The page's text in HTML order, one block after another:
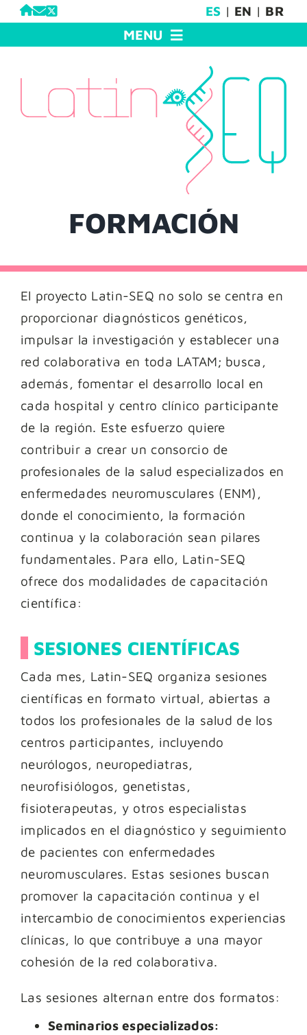
Saltar
ES | EN | BR
MENU
DIAGNÓSTICO
INVESTIGACIÓN
CÓMO COLABORAR
CONTACTO
FORMACIÓN
El proyecto Latin-SEQ no solo se centra en
proporcionar diagnósticos genéticos,
impulsar la investigación y establecer una
red colaborativa en toda LATAM; busca,
además, fomentar el desarrollo local en
cada hospital y centro clínico participante
de la región. Este esfuerzo quiere
contribuir a crear un consorcio de
profesionales de la salud especializados en
enfermedades neuromusculares (ENM),
donde el conocimiento, la formación
continua y la colaboración sean pilares
fundamentales. Para ello, Latin-SEQ
ofrece dos modalidades de capacitación
científica:
SESIONES CIENTÍFICAS
Cada mes, Latin-SEQ organiza sesiones
científicas en formato virtual, abiertas a
todos los profesionales de la salud de los
centros participantes, incluyendo
neurólogos, neuropediatras,
neurofisiólogos, genetistas,
fisioterapeutas, y otros especialistas
implicados en el diagnóstico y seguimiento
de pacientes con enfermedades
neuromusculares. Estas sesiones buscan
promover la capacitación continua y el
intercambio de conocimientos experiencias
clínicas, lo que contribuye a una mayor
cohesión de la red colaborativa.
Las sesiones alternan entre dos formatos:
Seminarios especializados: